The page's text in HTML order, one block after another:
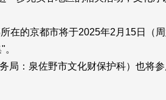
在的京都市将于2025年2月15日（
：泉佐野市文化财保护科）也将